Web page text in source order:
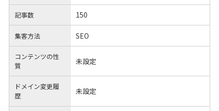
記事数 150
集客方法 SEO
コンテンツの性
質
未設定
ドメイン変更履
歴
未設定